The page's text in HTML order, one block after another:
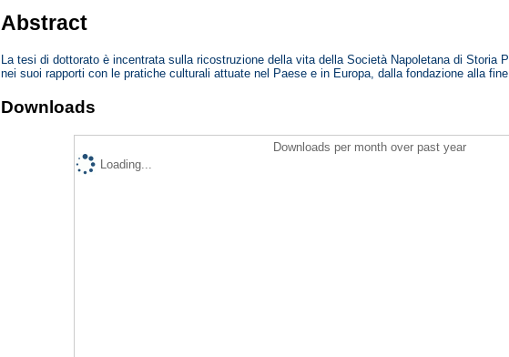
Abstract
La tesi di dottorato è incentrata sulla ricostruzione della vita della Società Napoletana di Storia
nei suoi rapporti con le pratiche culturali attuate nel Paese e in Europa, dalla fondazione alla
Downloads
Downloads per month over past year
Loading...